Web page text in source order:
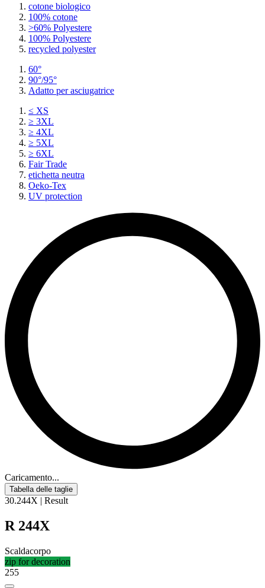
cotone biologico
100% cotone
>60% Polyestere
100% Polyestere
recycled polyester
60°
90°/95°
Adatto per asciugatrice
≤ XS
≥ 3XL
≥ 4XL
≥ 5XL
≥ 6XL
Fair Trade
etichetta neutra
Oeko-Tex
UV protection
Caricamento...
Tabella delle taglie
30.244X | Result
R 244X
Scaldacorpo
zip for decoration
255